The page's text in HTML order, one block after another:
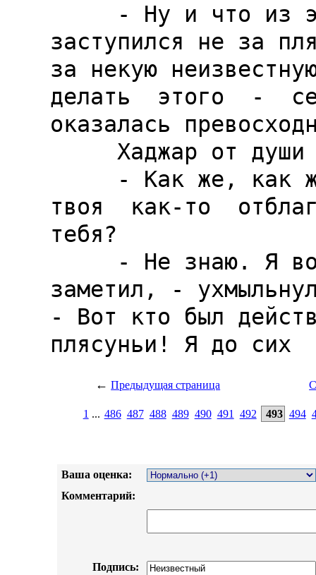
← Предыдущая страница
1 ... 486 487 488 489 490 491 492 493 494
Ваша оценка:
Комментарий:
Подпись: